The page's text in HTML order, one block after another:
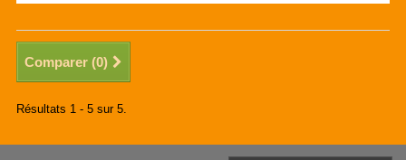
Comparer (0)
Résultats 1 - 5 sur 5.